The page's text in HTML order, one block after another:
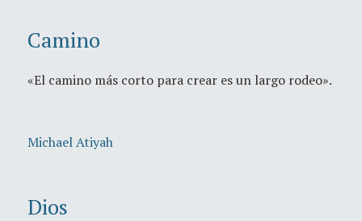
Camino
«El camino más corto para crear es un largo rodeo».
Michael Atiyah
Dios